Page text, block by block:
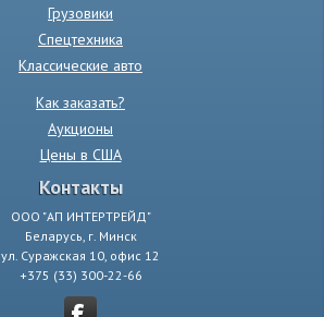
Грузовики
Спецтехника
Классические авто
Как заказать?
Аукционы
Цены в США
Контакты
ООО "АП ИНТЕРТРЕЙД"
Беларусь, г. Минск
ул. Суражская 10, офис 12
+375 (33) 300-22-66